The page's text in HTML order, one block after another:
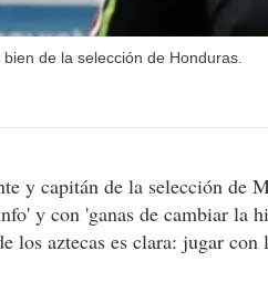
de la selección de Honduras.
y capitán de la selección de
y con 'ganas de cambiar la
los aztecas es clara: jugar con